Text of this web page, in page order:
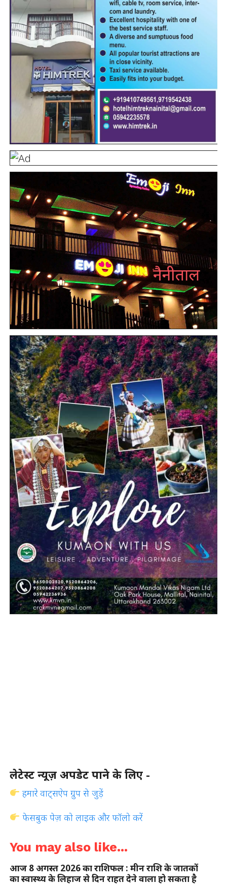
लेटेस्ट न्यूज़ अपडेट पाने के लिए -
हमारे वाट्सऐप ग्रुप से जुड़ें
फेसबुक पेज़ को लाइक और फॉलो करें
You may also like...
आज 8 अगस्त 2026 का राशिफल : मीन राशि के जातकों
का स्वास्थ्य के लिहाज से दिन राहत देने वाला हो सकता है